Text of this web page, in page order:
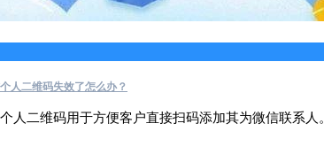
人二维码失效了怎么办？
人二维码用于方便客户直接扫码添加其为微信联系人。